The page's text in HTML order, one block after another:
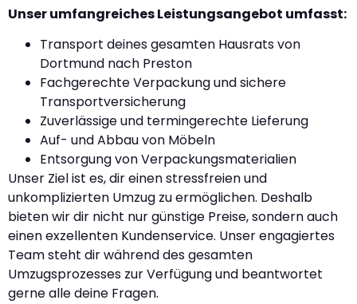
Unser umfangreiches Leistungsangebot umfasst:
Transport deines gesamten Hausrats von
Dortmund nach Preston
Fachgerechte Verpackung und sichere
Transportversicherung
Zuverlässige und termingerechte Lieferung
Auf- und Abbau von Möbeln
Entsorgung von Verpackungsmaterialien
Unser Ziel ist es, dir einen stressfreien und
unkomplizierten Umzug zu ermöglichen. Deshalb
bieten wir dir nicht nur günstige Preise, sondern auch
einen exzellenten Kundenservice. Unser engagiertes
Team steht dir während des gesamten
Umzugsprozesses zur Verfügung und beantwortet
gerne alle deine Fragen.